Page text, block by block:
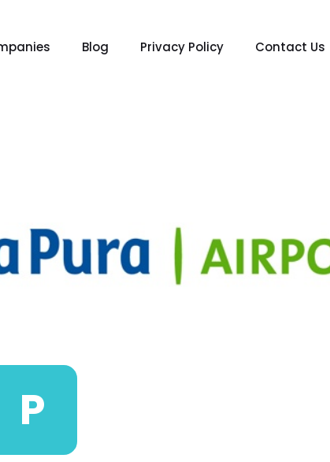
Blog Privacy Policy Contact Us
P